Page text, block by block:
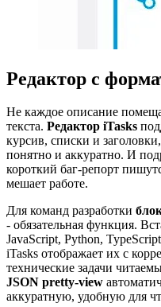
Редактор с
Не каждое описание
текста. Редактор iTasks
курсив, списки и
понятно и аккуратно. И
короткий баг-репорт
мешает работе.
Для команд разработки
- обязательная функция.
JavaScript, Python,
iTasks отображает их с
технические задачи
JSON pretty-view
аккуратную, удобную для